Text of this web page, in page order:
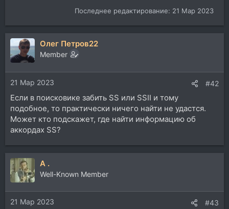
Последнее редактирование: 21 Мар 2023
Олег Петров22
Member
21 Мар 2023 #42
Если в поисковике забить SS или SSII и тому
подобное, то практически ничего найти не удастся.
Может кто подскажет, где найти информацию об
аккордах SS?
A .
Well-Known Member
21 Мар 2023 #43